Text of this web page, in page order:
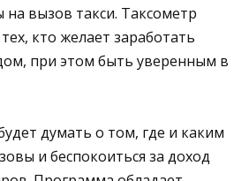
вызов такси. Таксометр
кто желает заработать
при этом быть уверенным в
думать о том, где и каким
и беспокоиться за доход